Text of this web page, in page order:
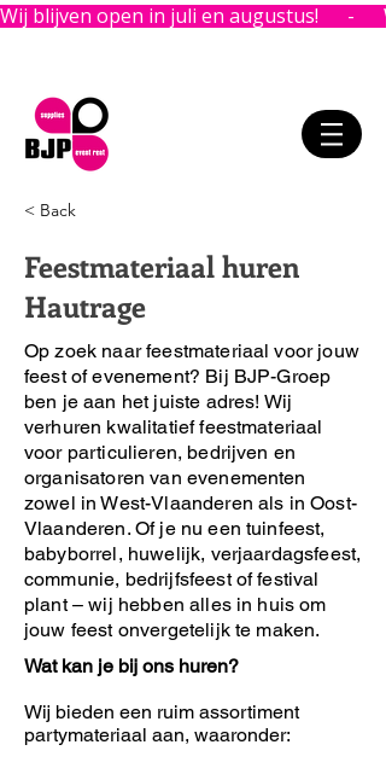
Wij blijven open in juli en augustus!      -
< Back
Feestmateriaal huren
Hautrage
Op zoek naar feestmateriaal voor jouw
feest of evenement? Bij BJP-Groep
ben je aan het juiste adres! Wij
verhuren kwalitatief feestmateriaal
voor particulieren, bedrijven en
organisatoren van evenementen
zowel in West-Vlaanderen als in Oost-
Vlaanderen. Of je nu een tuinfeest,
babyborrel, huwelijk, verjaardagsfeest,
communie, bedrijfsfeest of festival
plant – wij hebben alles in huis om
jouw feest onvergetelijk te maken.
Wat kan je bij ons huren?
Wij bieden een ruim assortiment
partymateriaal aan, waaronder: